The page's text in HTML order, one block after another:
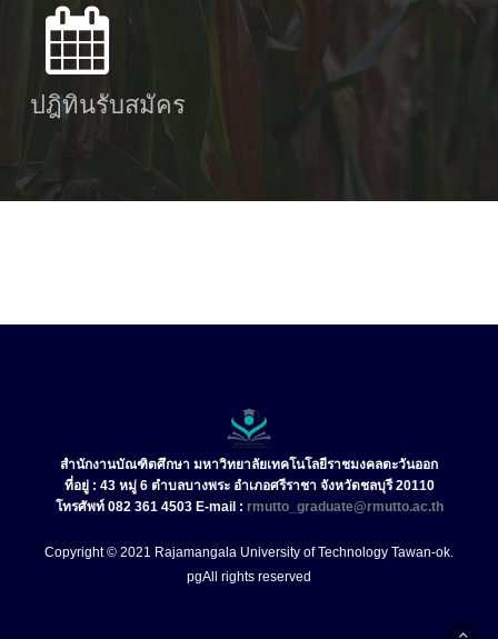
ปฎิทินรับสมัคร
สำนักงานบัณฑิตศึกษา มหาวิทยาลัยเทคโนโลยีราชมงคลตะวันออก
ที่อยู่ : 43 หมู่ 6 ตำบลบางพระ อำเภอศรีราชา จังหวัดชลบุรี 20110
โทรศัพท์ 082 361 4503 E-mail : rmutto_graduate@rmutto.ac.th
Copyright © 2021 Rajamangala University of Technology Tawan-ok.
pgAll rights reserved